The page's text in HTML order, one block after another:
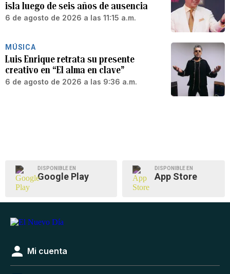
isla luego de seis años de ausencia
6 de agosto de 2026 a las 11:15 a.m.
MÚSICA
Luis Enrique retrata su presente
creativo en “El alma en clave”
6 de agosto de 2026 a las 9:36 a.m.
DISPONIBLE EN
Google Play
DISPONIBLE EN
App Store
Mi cuenta